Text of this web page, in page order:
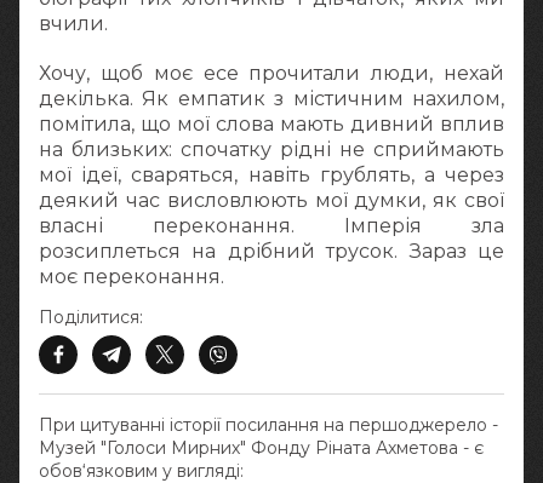
вчили.
Хочу, щоб моє есе прочитали люди, нехай
декілька. Як емпатик з містичним нахилом,
помітила, що мої слова мають дивний вплив
на близьких: спочатку рідні не сприймають
мої ідеї, сваряться, навіть грублять, а через
деякий час висловлюють мої думки, як свої
власні переконання. Імперія зла
розсиплеться на дрібний трусок. Зараз це
моє переконання.
При цитуванні історії посилання на першоджерело -
Музей "Голоси Мирних" Фонду Ріната Ахметова - є
обов‘язковим у вигляді:
Поділитися: